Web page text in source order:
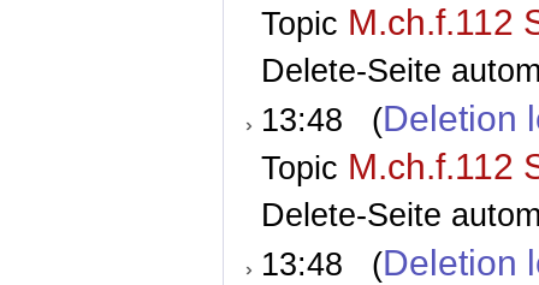
Topic M.ch.f.112
Delete-Seite
13:48 (Deletion
Topic M.ch.f.112
Delete-Seite
13:48 (Deletion